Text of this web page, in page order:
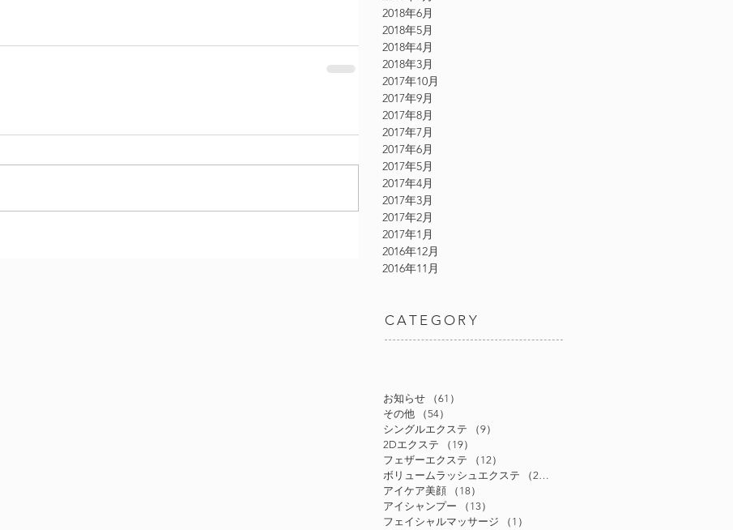
2018年6月
2018年5月
2018年4月
2018年3月
2017年10月
2017年9月
2017年8月
2017年7月
2017年6月
2017年5月
2017年4月
2017年3月
2017年2月
2017年1月
2016年12月
2016年11月
CATEGORY
お知らせ （61）
その他
（54）
シングルエクステ
（9）
2Dエクステ
（19）
フェザーエクステ
（12）
ボリュームラッシュエクステ
（24）
アイケア美顔
（18）
アイシャンプー
（13）
フェイシャルマッサージ
（1）